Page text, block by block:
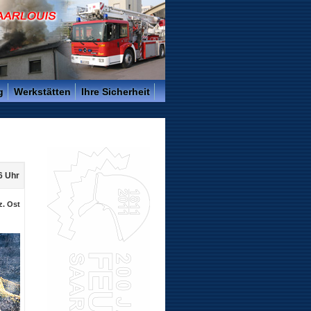
Werkstätten Ihre Sicherheit
Uhr
Ost